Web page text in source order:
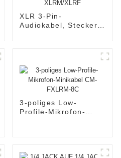
XLR 3-Pin-
Audiokabel, Stecker
3-poliges Low-
Profile-Mikrofon-